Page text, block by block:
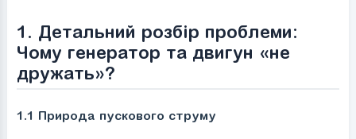
1. Детальний розбір проблеми:
Чому генератор та двигун «не
дружать»?
1.1 Природа пускового струму